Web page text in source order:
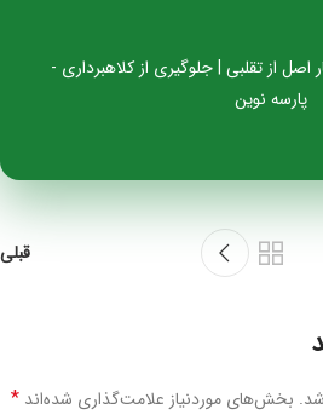
قبلی
بخش‌های موردنیاز علامت‌گذاری شده‌اند *